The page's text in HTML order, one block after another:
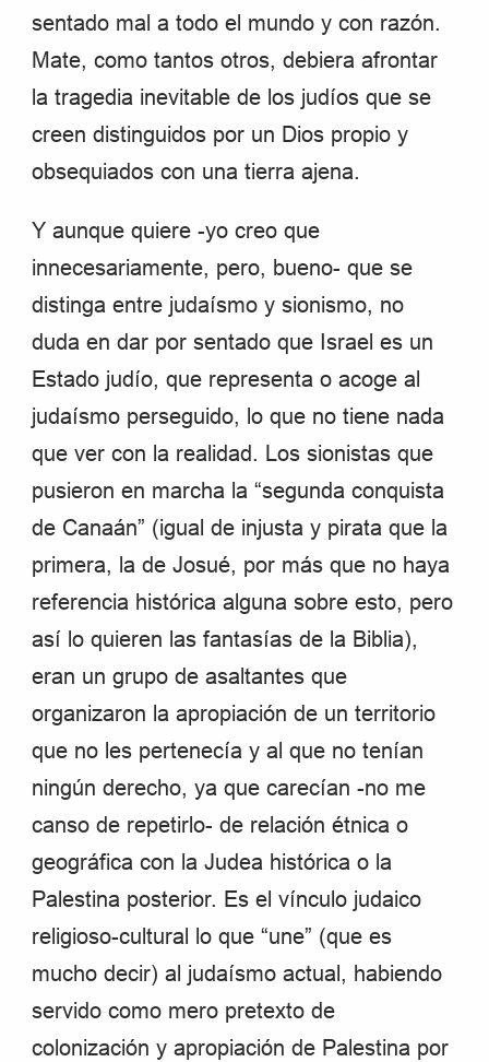
sentado mal a todo el mundo y con razón.
Mate, como tantos otros, debiera afrontar
la tragedia inevitable de los judíos que se
creen distinguidos por un Dios propio y
obsequiados con una tierra ajena.
Y aunque quiere -yo creo que
innecesariamente, pero, bueno- que se
distinga entre judaísmo y sionismo, no
duda en dar por sentado que Israel es un
Estado judío, que representa o acoge al
judaísmo perseguido, lo que no tiene nada
que ver con la realidad. Los sionistas que
pusieron en marcha la “segunda conquista
de Canaán” (igual de injusta y pirata que la
primera, la de Josué, por más que no haya
referencia histórica alguna sobre esto, pero
así lo quieren las fantasías de la Biblia),
eran un grupo de asaltantes que
organizaron la apropiación de un territorio
que no les pertenecía y al que no tenían
ningún derecho, ya que carecían -no me
canso de repetirlo- de relación étnica o
geográfica con la Judea histórica o la
Palestina posterior. Es el vínculo judaico
religioso-cultural lo que “une” (que es
mucho decir) al judaísmo actual, habiendo
servido como mero pretexto de
colonización y apropiación de Palestina por